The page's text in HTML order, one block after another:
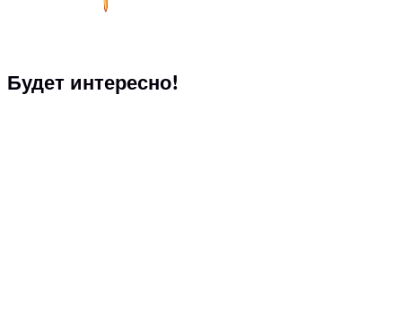
Будет интересно!